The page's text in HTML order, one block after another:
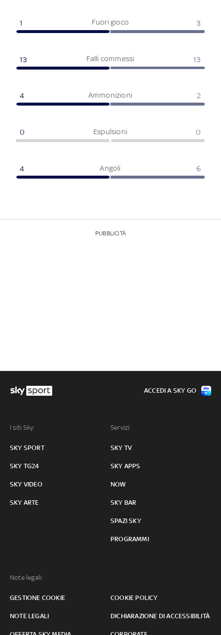
Fuori gioco
1 3
Falli commessi
13 13
Ammonizioni
4 2
Espulsioni
0 0
Angoli
4 6
PUBBLICITÀ
I siti Sky:
SKY SPORT
SKY TG24
SKY VIDEO
SKY ARTE
Servizi:
SKY TV
SKY APPS
NOW
SKY BAR
SPAZI SKY
PROGRAMMI
Note legali:
GESTIONE COOKIE COOKIE POLICY
NOTE LEGALI DICHIARAZIONE DI ACCESSIBILITÀ
ACCEDI A SKY GO